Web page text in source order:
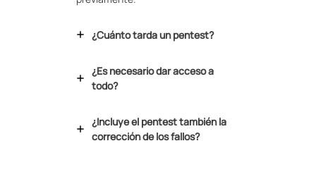
¿Cuánto tarda un pentest?
¿Es necesario dar acceso a
todo?
¿Incluye el pentest también la
corrección de los fallos?